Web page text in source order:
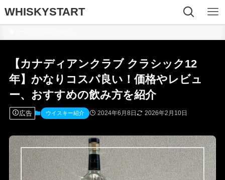
WHISKYSTART
【カナディアンクラブ クラシック12
年】かなりコスパ良い！価格やレビュ
ー、おすすめの飲み方を紹介
広告 ウイスキー紹介 2024年6月8日 2026年2月10日